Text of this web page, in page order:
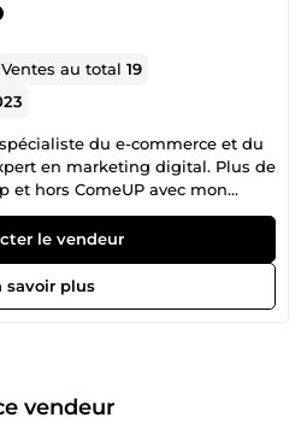
Ventes au total19
du e-commerce et du
en marketing digital. Plus de
et hors ComeUP avec mon
14 avis positifs sur comeUP et
Mon expertise consiste à
à atteindre des résultats
du dropshipping, depuis la
la sélection de produits
leur présence en ligne
Mon équipe et moi-
le vendeur
savoir plus
vendeur